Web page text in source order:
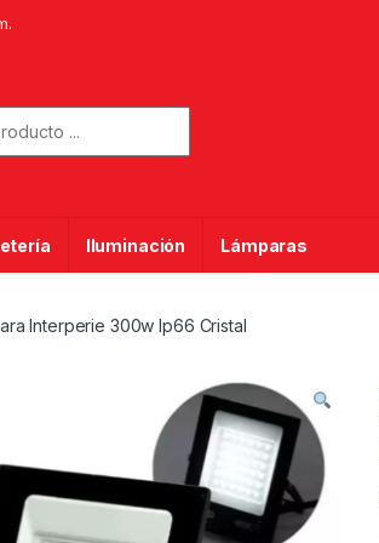
Iluminación Lámparas
Interperie 300w Ip66 Cristal